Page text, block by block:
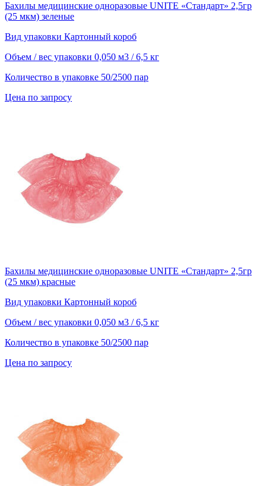
Бахилы медицинские одноразовые UNITE «Стандарт» 2,5гр
(25 мкм) зеленые
Вид упаковки Картонный короб
Объем / вес упаковки 0,050 м3 / 6,5 кг
Количество в упаковке 50/2500 пар
Цена по запросу
Бахилы медицинские одноразовые UNITE «Стандарт» 2,5гр
(25 мкм) красные
Вид упаковки Картонный короб
Объем / вес упаковки 0,050 м3 / 6,5 кг
Количество в упаковке 50/2500 пар
Цена по запросу